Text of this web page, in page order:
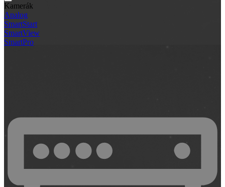
Kamerák
Analog
SmartStart
SmartView
SmartPro